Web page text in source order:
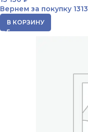
Вернем за покупку
В КОРЗИНУ